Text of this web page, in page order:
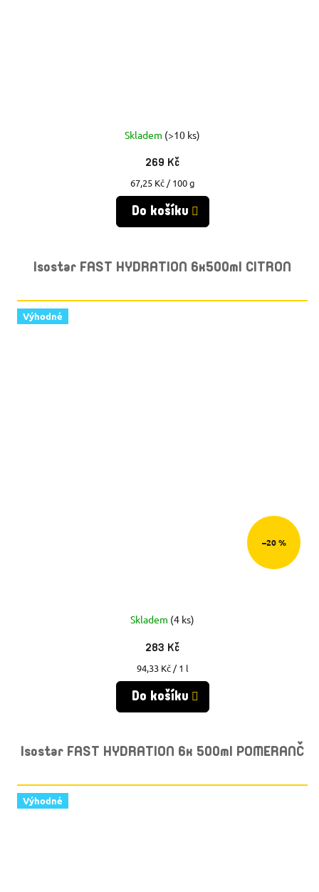
Skladem (>10 ks)
269 Kč
Měrná
cena:
67,25 Kč / 100 g
Do košíku
Isostar FAST HYDRATION 6x500ml CITRON
Výhodné
–20 %
Skladem (4 ks)
283 Kč
Měrná
cena:
94,33 Kč / 1 l
Do košíku
Isostar FAST HYDRATION 6x 500ml POMERANČ
Výhodné